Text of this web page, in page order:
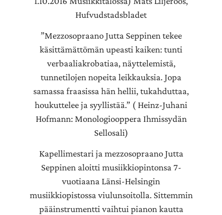
Hufvudstadsbladet
”Mezzosopraano Jutta Seppinen tekee
käsittämättömän upeasti kaiken: tunti
verbaaliakrobatiaa, näyttelemistä,
tunnetilojen nopeita leikkauksia. Jopa
samassa fraasissa hän hellii, tukahduttaa,
houkuttelee ja syyllistää.” ( Heinz-Juhani
Hofmann: Monologiooppera Ihmissydän
Sellosali)
Kapellimestari ja mezzosopraano Jutta
Seppinen aloitti musiikkiopintonsa 7-
vuotiaana Länsi-Helsingin
musiikkiopistossa viulunsoitolla. Sittemmin
pääinstrumentti vaihtui pianon kautta